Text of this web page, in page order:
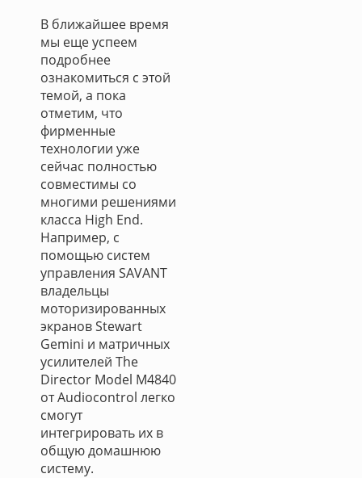
В ближайшее время
мы еще успеем
подробнее
ознакомиться с этой
темой, а пока
отметим, что
фирменные
технологии уже
сейчас полностью
совместимы со
многими решениями
класса High End.
Например, с
помощью систем
управления SAVANT
владельцы
моторизированных
экранов Stewart
Gemini и матричных
усилителей The
Director Model M4840
от Audiocontrol легко
смогут
интегрировать их в
общую домашнюю
систему.